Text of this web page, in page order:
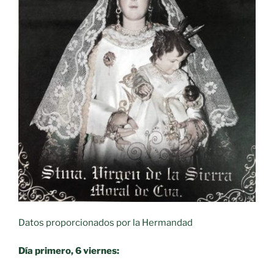
Datos proporcionados por la Hermandad
Día primero, 6 viernes: